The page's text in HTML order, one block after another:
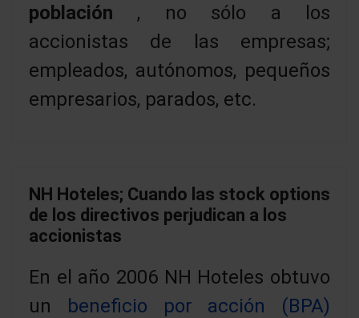
población , no sólo a los
accionistas de las empresas;
empleados, autónomos, pequeños
empresarios, parados, etc.
NH Hoteles; Cuando las stock options
de los directivos perjudican a los
accionistas
En el año 2006 NH Hoteles obtuvo
un beneficio por acción (BPA)